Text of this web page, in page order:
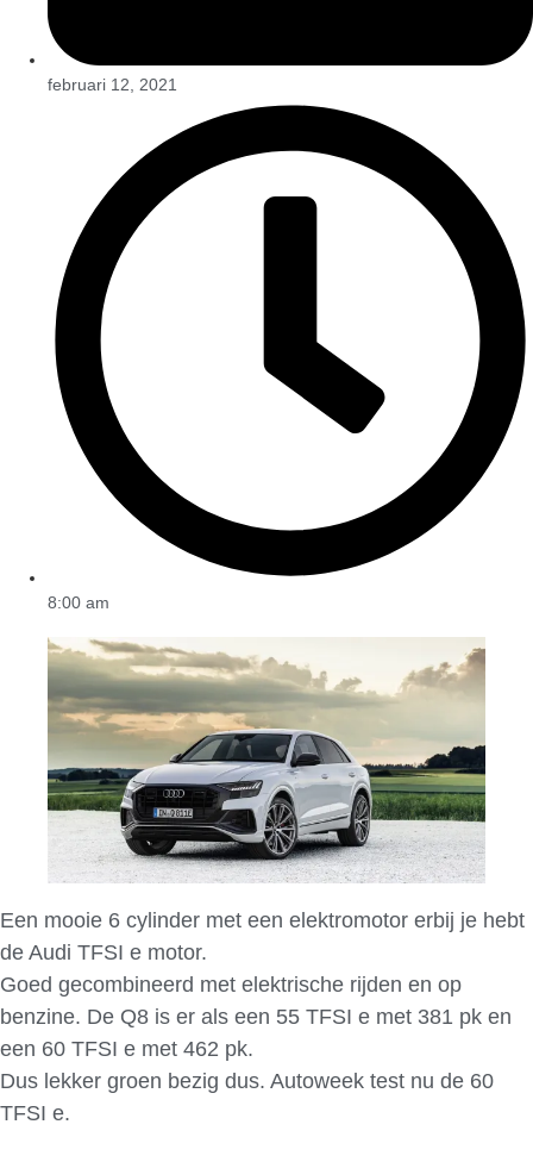
februari 12, 2021
8:00 am
Een mooie 6 cylinder met een elektromotor erbij je hebt
de Audi TFSI e motor.
Goed gecombineerd met elektrische rijden en op
benzine. De Q8 is er als een 55 TFSI e met 381 pk en
een 60 TFSI e met 462 pk.
Dus lekker groen bezig dus. Autoweek test nu de 60
TFSI e.